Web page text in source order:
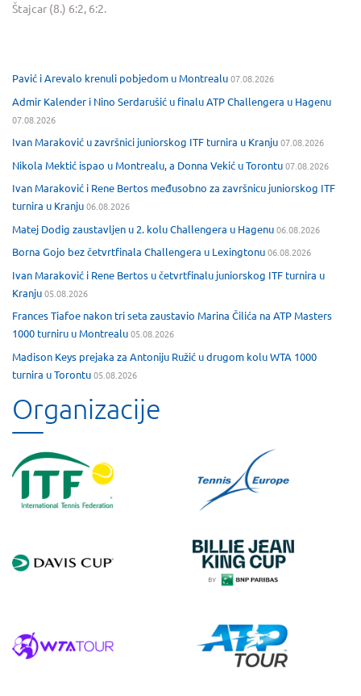
Štajcar (8.) 6:2, 6:2.
Pavić i Arevalo krenuli pobjedom u Montrealu07.08.2026
Admir Kalender i Nino Serdarušić u finalu ATP Challengera u Hagenu
07.08.2026
Ivan Maraković u završnici juniorskog ITF turnira u Kranju07.08.2026
Nikola Mektić ispao u Montrealu, a Donna Vekić u Torontu07.08.2026
Ivan Maraković i Rene Bertos međusobno za završnicu juniorskog ITF
turnira u Kranju06.08.2026
Matej Dodig zaustavljen u 2. kolu Challengera u Hagenu06.08.2026
Borna Gojo bez četvrtfinala Challengera u Lexingtonu06.08.2026
Ivan Maraković i Rene Bertos u četvrtfinalu juniorskog ITF turnira u
Kranju05.08.2026
Frances Tiafoe nakon tri seta zaustavio Marina Čilića na ATP Masters
1000 turniru u Montrealu05.08.2026
Madison Keys prejaka za Antoniju Ružić u drugom kolu WTA 1000
turnira u Torontu05.08.2026
Organizacije